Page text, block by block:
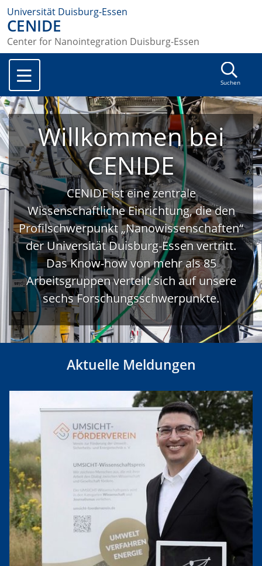
Universität Duisburg-Essen
CENIDE
Center for Nanointegration Duisburg-Essen
Suchen
Willkommen bei
CENIDE
CENIDE ist eine zentrale
Wissenschaftliche Einrichtung, die den
Profilschwerpunkt „Nanowissenschaften“
der Universität Duisburg-Essen vertritt.
Das Know-how von mehr als 85
Arbeitsgruppen verteilt sich auf unsere
sechs Forschungsschwerpunkte.
Aktuelle Meldungen